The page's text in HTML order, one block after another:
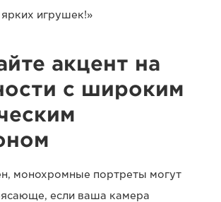
игрушек!»
акцент на
с широким
монохромные портреты могут
если ваша камера